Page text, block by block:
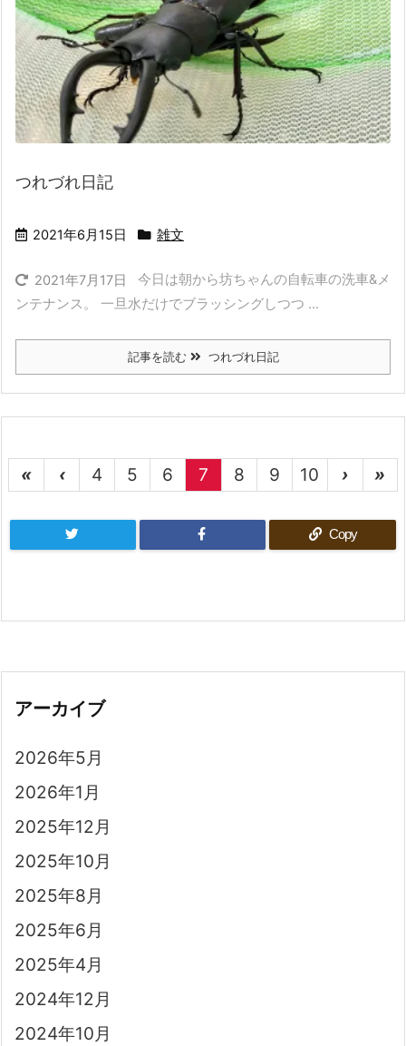
つれづれ日記
2021年6月15日 雑文
2021年7月17日
今日は朝から坊ちゃんの自転車の洗車&メ
ンテナンス。 一旦水だけでブラッシングしつつ ...
記事を読む つれづれ日記
« ‹ 4 5 6 7 8 9 10 › »
Copy
アーカイブ
2026年5月
2026年1月
2025年12月
2025年10月
2025年8月
2025年6月
2025年4月
2024年12月
2024年10月